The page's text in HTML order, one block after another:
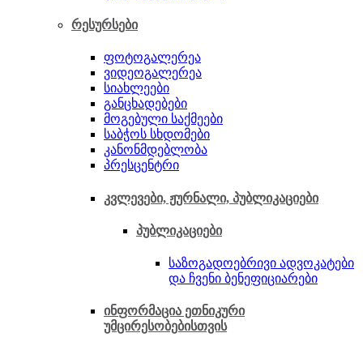
რესურსები
ფოტოგალერეა
ვიდეოგალერეა
სიახლეები
განცხადებები
მოგებული საქმეები
საბჭოს სხდომები
კანონმდებლობა
პრესცენტრი
კვლევები, ჟურნალი, პუბლიკაციები
პუბლიკაციები
საზოგადოებრივი ადვოკატები
და ჩვენი ბენეფიციარები
ინფორმაცია ეთნიკური
უმცირესობებისთვის